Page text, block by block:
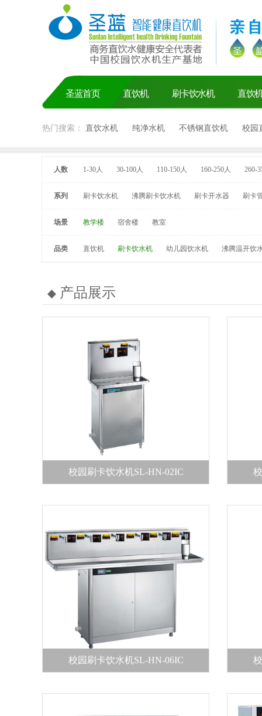
圣蓝首页 直饮机 刷卡饮水机 直饮
热门搜索： 直饮水机 纯净水机 不锈钢直饮机 校园
人数 1-30人 30-100人 110-150人 160-250人 260-
系列 刷卡饮水机 沸腾刷卡饮水机 刷卡开水器 刷卡
场景 教学楼 宿舍楼 教室
品类 直饮机 刷卡饮水机 幼儿园饮水机 沸腾温开饮
产品展示
校园刷卡饮水机SL-HN-02IC
校园刷卡饮水机SL-HN-06IC